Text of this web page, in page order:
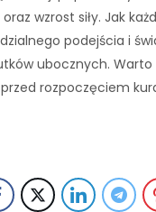
wzrost siły. Jak
podejścia i
ubocznych. Warto
rozpoczęciem